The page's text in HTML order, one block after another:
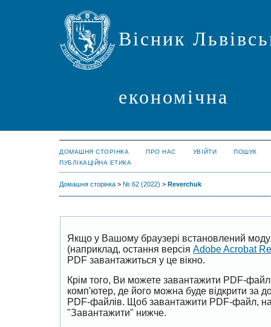
Вісник
економічна
ДОМАШНЯ СТОРІНКА ПРО НАС УВІЙТИ
ПОШУК
ПУБЛІКАЦІЙНА ЕТИКА
Домашня сторінка > № 62 (2022) > Reverchuk
Якщо у Вашому браузері встановлений
(наприклад, остання версія Adobe Acrobat
PDF завантажиться у це вікно.
Крім того, Ви можете завантажити PDF-
комп'ютер, де його можна буде відкрити за
PDF-файлів. Щоб завантажити PDF-файл,
"Завантажити" нижче.